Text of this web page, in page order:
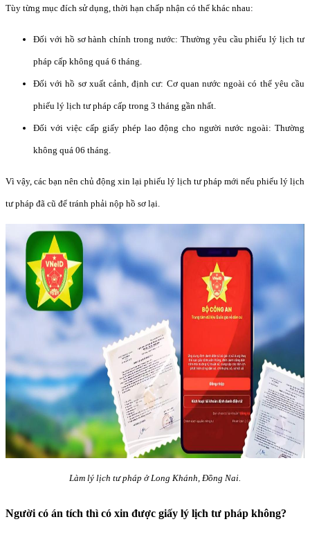
Tùy từng mục đích sử dụng, thời hạn chấp nhận có thể khác nhau:
Đối với hồ sơ hành chính trong nước: Thường yêu cầu phiếu lý lịch tư
pháp cấp không quá 6 tháng.
Đối với hồ sơ xuất cảnh, định cư: Cơ quan nước ngoài có thể yêu cầu
phiếu lý lịch tư pháp cấp trong 3 tháng gần nhất.
Đối với việc cấp giấy phép lao động cho người nước ngoài: Thường
không quá 06 tháng.
Vì vậy, các bạn nên chủ động xin lại phiếu lý lịch tư pháp mới nếu phiếu lý lịch
tư pháp đã cũ để tránh phải nộp hồ sơ lại.
Làm lý lịch tư pháp ở Long Khánh, Đồng Nai.
Người có án tích thì có xin được giấy lý lịch tư pháp không?